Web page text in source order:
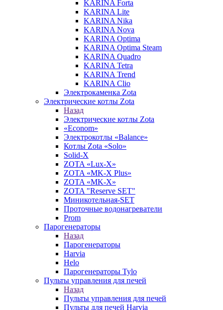
KARINA Forta
KARINA Lite
KARINA Nika
KARINA Nova
KARINA Optima
KARINA Optima Steam
KARINA Quadro
KARINA Tetra
KARINA Trend
KARINA Clio
Электрокаменка Zota
Электрические котлы Zota
Назад
Электрические котлы Zota
«Econom»
Электрокотлы «Balance»
Котлы Zota «Solo»
Solid-X
ZOTA «Lux-X»
ZOTA «MK-X Plus»
ZOTA «MK-X»
ZOTA "Reserve SET"
Миникотельная-SET
Проточные водонагреватели
Prom
Парогенераторы
Назад
Парогенераторы
Harvia
Helo
Парогенераторы Tylo
Пульты управления для печей
Назад
Пульты управления для печей
Пульты для печей Harvia